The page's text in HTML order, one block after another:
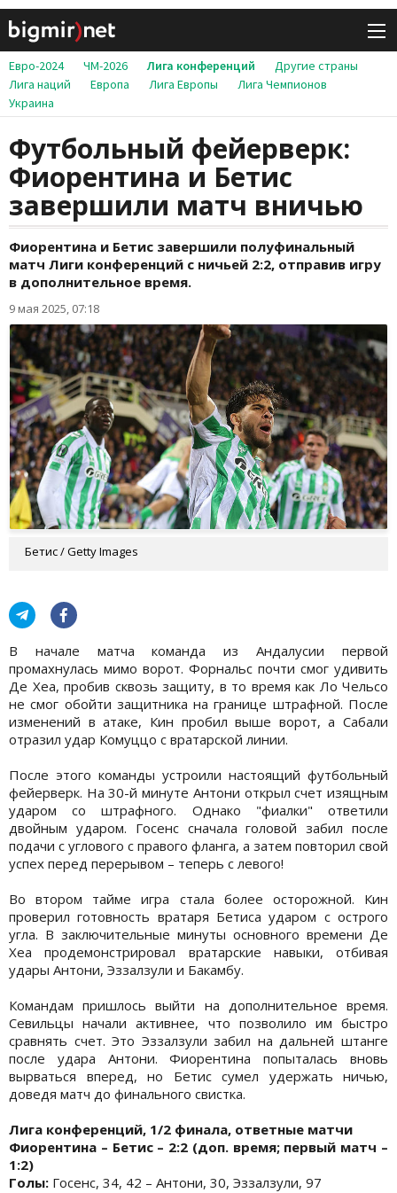
Евро-2024 ЧМ-2026 Лига конференций
Другие страны
Лига наций
Европа Лига Европы
Лига Чемпионов
Украина
Футбольный фейерверк:
Фиорентина и Бетис
завершили матч вничью
Фиорентина и Бетис завершили полуфинальный
матч Лиги конференций с ничьей 2:2, отправив игру
в дополнительное время.
9 мая 2025, 07:18
Бетис / Getty Images
В начале матча команда из Андалусии первой
промахнулась мимо ворот. Форнальс почти смог удивить
Де Хеа, пробив сквозь защиту, в то время как Ло Чельсо
не смог обойти защитника на границе штрафной. После
изменений в атаке, Кин пробил выше ворот, а Сабали
отразил удар Комуццо с вратарской линии.
После этого команды устроили настоящий футбольный
фейерверк. На 30-й минуте Антони открыл счет изящным
ударом со штрафного. Однако "фиалки" ответили
двойным ударом. Госенс сначала головой забил после
подачи с углового с правого фланга, а затем повторил свой
успех перед перерывом – теперь с левого!
Во втором тайме игра стала более осторожной. Кин
проверил готовность вратаря Бетиса ударом с острого
угла. В заключительные минуты основного времени Де
Хеа продемонстрировал вратарские навыки, отбивая
удары Антони, Эззалзули и Бакамбу.
Командам пришлось выйти на дополнительное время.
Севильцы начали активнее, что позволило им быстро
сравнять счет. Это Эззалзули забил на дальней штанге
после удара Антони. Фиорентина попыталась вновь
вырваться вперед, но Бетис сумел удержать ничью,
доведя матч до финального свистка.
Лига конференций, 1/2 финала, ответные матчи
Фиорентина – Бетис – 2:2 (доп. время; первый матч –
1:2)
Голы: Госенс, 34, 42 – Антони, 30, Эззалзули, 97